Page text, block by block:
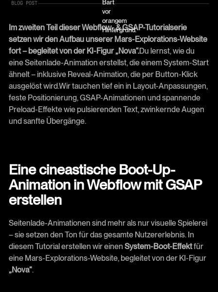
BLOG POST
Im zweiten Teil dieser Webflow- & GSAP-Tutorialserie
setzen wir den Aufbau unserer Mars-Explorations-Website
fort – begleitet von der KI-Figur „Nova“.Du lernst, wie du
eine Seitenlade-Animation erstellst, die einem System-Start
ähnelt – inklusive Reveal-Animation, die per Button-Klick
ausgelöst wird.Wir tauchen tief ein in Layout-Anpassungen,
feste Positionierung, GSAP-Animationen und spannende
Preload-Effekte wie pulsierenden Text, zwinkernde Augen
und sanfte Übergänge.
Eine cineastische Boot-Up-
Animation in Webflow mit GSAP
erstellen
Seitenlade-Animationen sind mehr als nur visuelle Spielerei
– sie setzen den Ton für das gesamte Nutzererlebnis. In
diesem Tutorial erstellen wir einen System-Boot-Effektfür
eine Mars-Explorations-Website, begleitet von der KI-Figur
„Nova“.